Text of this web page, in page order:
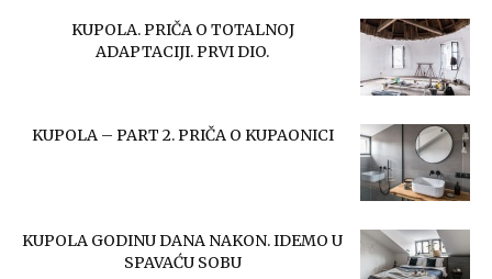
KUPOLA. PRIČA O TOTALNOJ
ADAPTACIJI. PRVI DIO.
KUPOLA – PART 2. PRIČA O KUPAONICI
KUPOLA GODINU DANA NAKON. IDEMO U
SPAVAĆU SOBU